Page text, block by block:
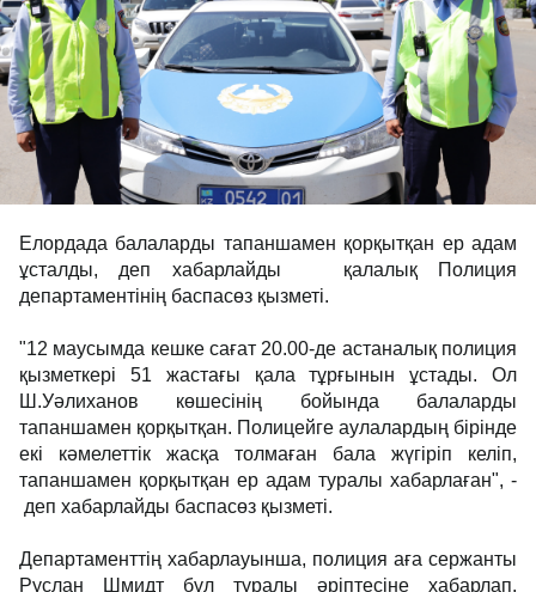
Елордада балаларды тапаншамен қорқытқан ер адам
ұсталды, деп хабарлайды қалалық Полиция
департаментінің баспасөз қызметі.
"12 маусымда кешке сағат 20.00-де астаналық полиция
қызметкері 51 жастағы қала тұрғынын ұстады. Ол
Ш.Уәлиханов көшесінің бойында балаларды
тапаншамен қорқытқан. Полицейге аулалардың бірінде
екі кәмелеттік жасқа толмаған бала жүгіріп келіп,
тапаншамен қорқытқан ер адам туралы хабарлаған", -
деп хабарлайды баспасөз қызметі.
Департаменттің хабарлауынша, полиция аға сержанты
Руслан Шмидт бұл туралы әріптесіне хабарлап,